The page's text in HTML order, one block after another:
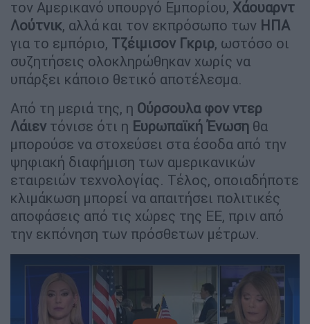
τον Αμερικανό υπουργό Εμπορίου, Χάουαρντ
Λούτνικ, αλλά και τον εκπρόσωπο των ΗΠΑ
για το εμπόριο, Τζέιμισον Γκριρ, ωστόσο οι
συζητήσεις ολοκληρώθηκαν χωρίς να
υπάρξει κάποιο θετικό αποτέλεσμα.
Από τη μεριά της, η Ούρσουλα φον ντερ
Λάιεν τόνισε ότι η Ευρωπαϊκή Ένωση θα
μπορούσε να στοχεύσει στα έσοδα από την
ψηφιακή διαφήμιση των αμερικανικών
εταιρειών τεχνολογίας. Τέλος, οποιαδήποτε
κλιμάκωση μπορεί να απαιτήσει πολιτικές
αποφάσεις από τις χώρες της ΕΕ, πριν από
την εκπόνηση των πρόσθετων μέτρων.